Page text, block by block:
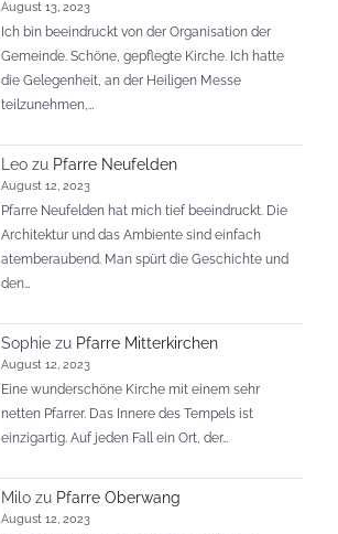
August 13, 2023
Ich bin beeindruckt von der Organisation der
Gemeinde. Schöne, gepflegte Kirche. Ich hatte
die Gelegenheit, an der Heiligen Messe
teilzunehmen,…
Leo zu Pfarre Neufelden
August 12, 2023
Pfarre Neufelden hat mich tief beeindruckt. Die
Architektur und das Ambiente sind einfach
atemberaubend. Man spürt die Geschichte und
den…
Sophie zu Pfarre Mitterkirchen
August 12, 2023
Eine wunderschöne Kirche mit einem sehr
netten Pfarrer. Das Innere des Tempels ist
einzigartig. Auf jeden Fall ein Ort, der…
Milo zu Pfarre Oberwang
August 12, 2023